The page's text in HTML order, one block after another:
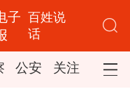
子 百姓说
话
公安 关注 司法